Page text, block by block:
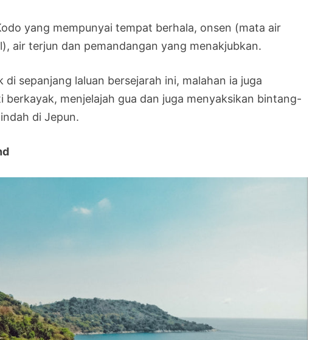
yang mempunyai tempat berhala, onsen (mata air
air terjun dan pemandangan yang menakjubkan.
sepanjang laluan bersejarah ini, malahan ia juga
menjelajah gua dan juga menyaksikan bintang-
di Jepun.